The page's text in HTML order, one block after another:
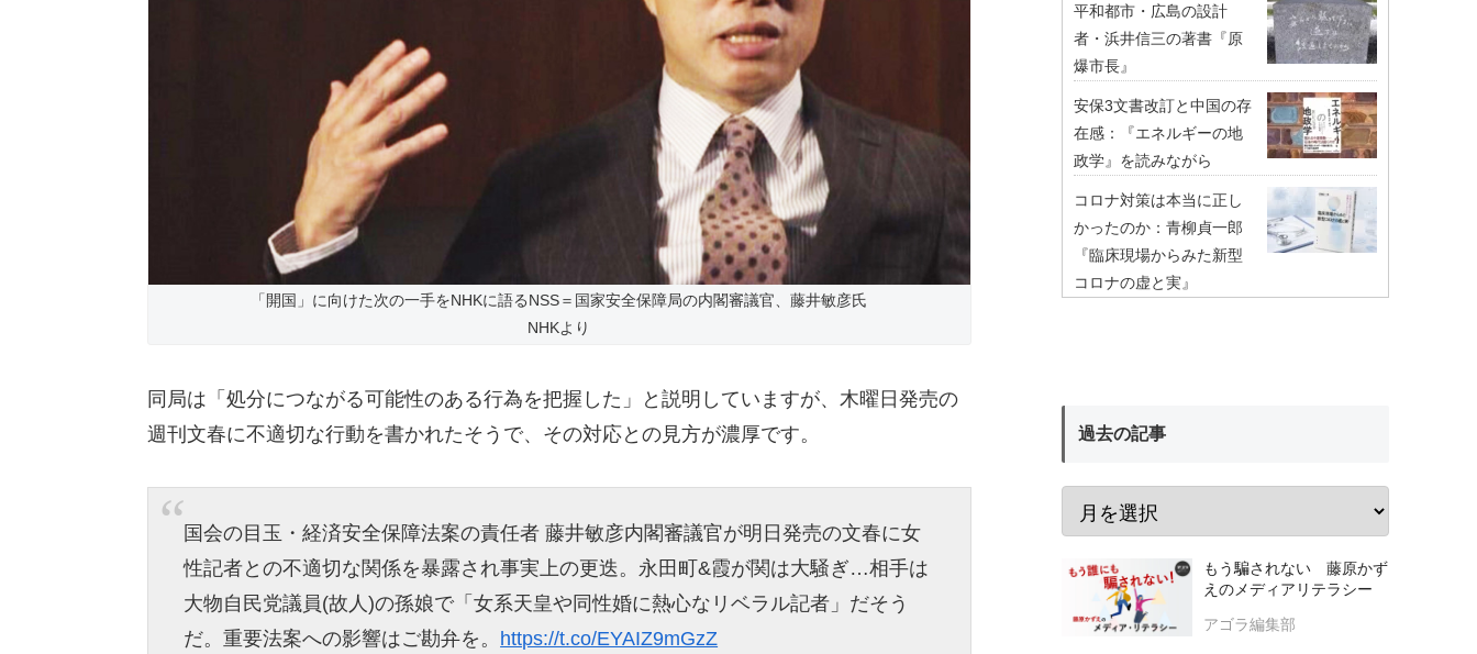
「開国」に向けた次の一手をNHKに語るNSS＝国家安全保障局の内閣審議官、藤井敏彦氏
NHKより
同局は「処分につながる可能性のある行為を把握した」と説明していますが、木曜日発売の
週刊文春に不適切な行動を書かれたそうで、その対応との見方が濃厚です。
国会の目玉・経済安全保障法案の責任者 藤井敏彦内閣審議官が明日発売の文春に女
性記者との不適切な関係を暴露され事実上の更迭。永田町&霞が関は大騒ぎ…相手は
大物自民党議員(故人)の孫娘で「女系天皇や同性婚に熱心なリベラル記者」だそう
だ。重要法案への影響はご勘弁を。 https://t.co/EYAIZ9mGzZ
平和都市・広島の設計
者・浜井信三の著書『原
爆市長』
安保3文書改訂と中国の存
在感：『エネルギーの地
政学』を読みながら
コロナ対策は本当に正し
かったのか：青柳貞一郎
『臨床現場からみた新型
コロナの虚と実』
過去の記事
もう騙されない 藤原かず
えのメディアリテラシー
アゴラ編集部